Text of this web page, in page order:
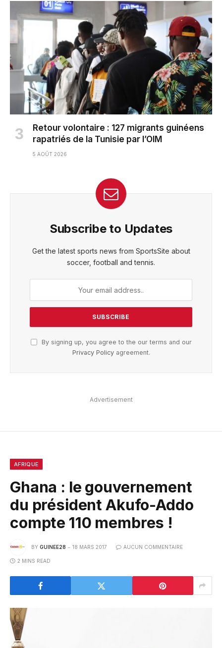
Retour volontaire : 127 migrants guinéens
rapatriés de la Tunisie par l’OIM
5 AOÛT 2026
Subscribe to Updates
Get the latest sports news from SportsSite about
soccer, football and tennis.
By signing up, you agree to the our terms and our
Privacy Policyagreement.
Advertisement
AFRIQUE
Ghana : le gouvernement
du président Akufo-Addo
compte 110 membres !
BY GUINEE28 18 MARS 2017 AUCUN COMMENTAIRE
2 MINS READ